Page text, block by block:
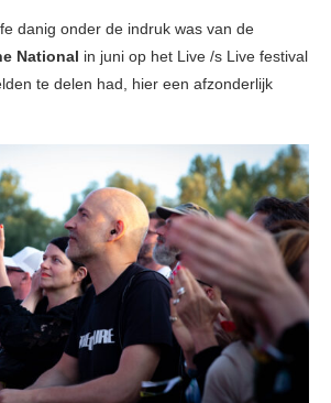
danig onder de indruk was van de
National in juni op het Live /s Live festival
te delen had, hier een afzonderlijk